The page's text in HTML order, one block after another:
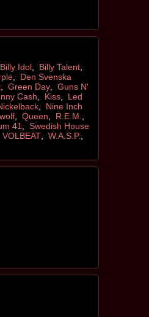
Billy Idol Billy Talent
, Den Svenska
, Green Day, Guns N'
Cash Kiss, Led
, Nine Inch
, Queen R.E.M.
41
Swedish House
VOLBEAT, W.A.S.P.